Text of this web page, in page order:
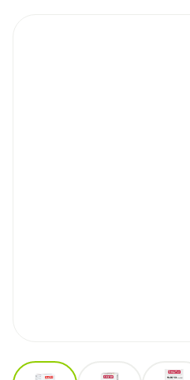
View larger image
View larger